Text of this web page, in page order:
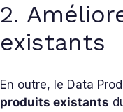
2.
existants
En outre, le Data
produits existants